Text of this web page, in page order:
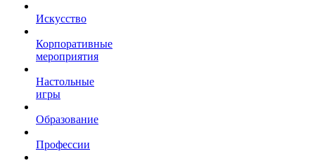
Искусство
Корпоративные
мероприятия
Настольные
игры
Образование
Профессии